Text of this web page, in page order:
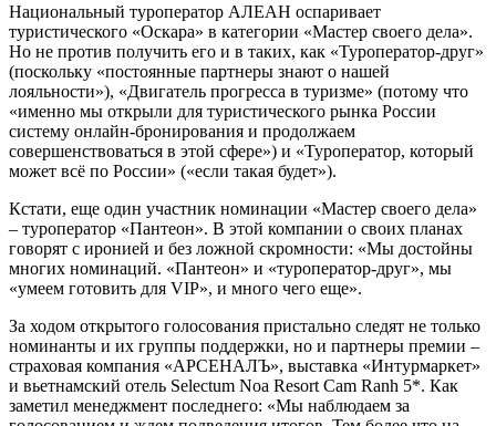
Национальный туроператор АЛЕАН оспаривает
туристического «Оскара» в категории «Мастер своего дела».
Но не против получить его и в таких, как «Туроператор-друг»
(поскольку «постоянные партнеры знают о нашей
лояльности»), «Двигатель прогресса в туризме» (потому что
«именно мы открыли для туристического рынка России
систему онлайн-бронирования и продолжаем
совершенствоваться в этой сфере») и «Туроператор, который
может всё по России» («если такая будет»).
Кстати, еще один участник номинации «Мастер своего дела»
– туроператор «Пантеон». В этой компании о своих планах
говорят с иронией и без ложной скромности: «Мы достойны
многих номинаций. «Пантеон» и «туроператор-друг», мы
«умеем готовить для VIP», и много чего еще».
За ходом открытого голосования пристально следят не только
номинанты и их группы поддержки, но и партнеры премии –
страховая компания «АРСЕНАЛЪ», выставка «Интурмаркет»
и вьетнамский отель Selectum Noa Resort Cam Ranh 5*. Как
заметил менеджмент последнего: «Мы наблюдаем за